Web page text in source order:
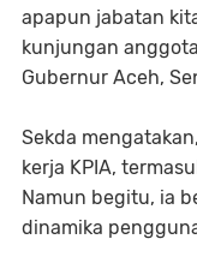
apapun jabatan
kunjungan
Gubernur Aceh,
Sekda
kerja KPIA,
Namun begitu, ia
dinamika